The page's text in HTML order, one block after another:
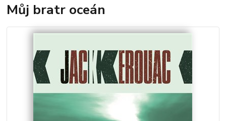
Můj bratr oceán